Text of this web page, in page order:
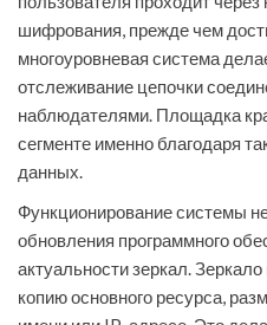
шифрования, прежде чем
многоуровневая система
отслеживание цепочки
наблюдателями. Площадка
сегменте именно благодаря
данных.
Функционирование системы
обновления программного
актуальности зеркал.
копию основного ресурса,